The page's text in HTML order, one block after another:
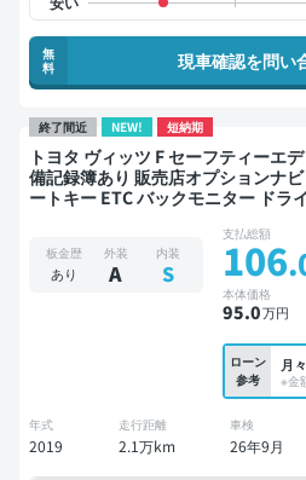
無
料
現車確認を問い
終了間近 NEW! 短納期
トヨタ ヴィッツ F セーフティーエディシ
備記録簿あり 販売店オプションナ
ートキー ETC バックモニター ドラ
板金歴
あり
外装
A
内装
S
支払総額
106
本体価格
95.0万円
ローン
参考
月々
※金
年式
2019
走行距離
2.1万km
車検
26年9月